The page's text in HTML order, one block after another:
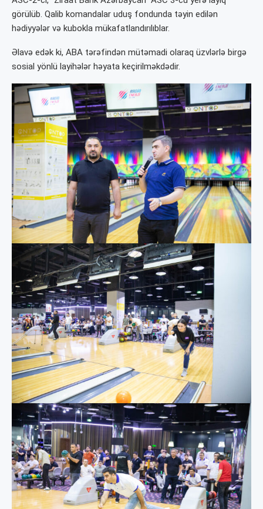
görülüb. Qalib komandalar uduş fondunda təyin edilən
hədiyyələr və kubokla mükafatlandırılıblar.
Əlavə edək ki, ABA tərəfindən mütəmadi olaraq üzvlərlə birgə
sosial yönlü layihələr həyata keçirilməkdədir.